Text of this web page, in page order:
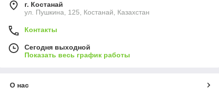
г. Костанай
ул. Пушкина, 125, Костанай, Казахстан
Контакты
Сегодня выходной
Показать весь график работы
О нас